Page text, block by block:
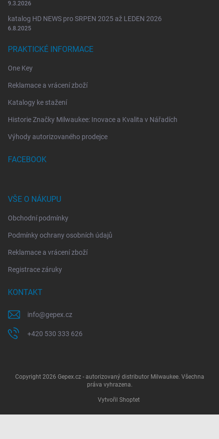
9.3.2026
katalog HD NEWS pro SRPEN 2025 až LEDEN 2026
6.8.2025
PRAKTICKÉ INFORMACE
One Key
Reklamace a vrácení zboží
Katalogy ke stažení
Historie Značky Milwaukee: Inovace a Kvalita v Nářadích
Výhody autorizovaného prodejce
FACEBOOK
VŠE O NÁKUPU
Obchodní podmínky
Podmínky ochrany osobních údajů
Reklamace a vrácení zboží
Registrace záruky
KONTAKT
info@gepex.cz
+420 530 333 626
Vytvořil Shoptet
Copyright 2026 Gepex.cz - autorizovaný distributor Milwaukee. Všechna
práva vyhrazena.